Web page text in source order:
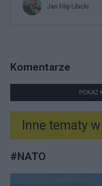
Jan Filip Libicki
Komentarze
POKAŻ
Inne tematy
#NATO